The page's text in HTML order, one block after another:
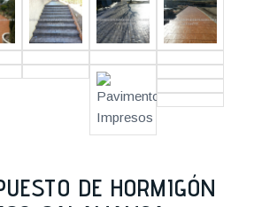
DE HORMIGÓN